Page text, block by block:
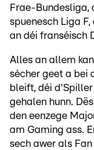
Frae-Bundesliga,
spuenesch Liga
an déi franséisch
Alles an allem
sécher geet a bei
bleift, déi
gehalen hunn.
den eenzege
am Gaming ass.
sech awer als